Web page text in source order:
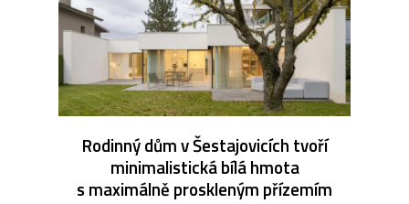
Rodinný dům v Šestajovicích tvoří
minimalistická bílá hmota
s maximálně proskleným přízemím